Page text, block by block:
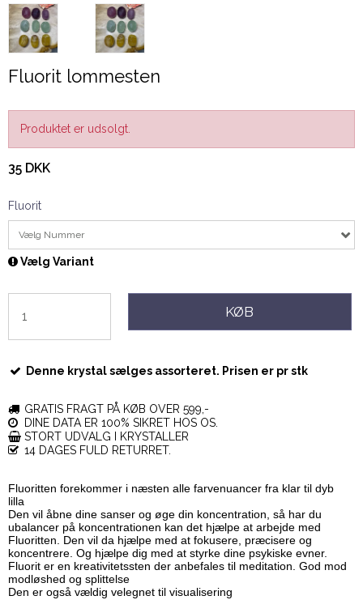
Fluorit lommesten
Produktet er udsolgt.
35 DKK
Fluorit
Vælg Nummer
Vælg Variant
KØB
Denne krystal sælges assorteret. Prisen er pr stk
GRATIS FRAGT PÅ KØB OVER 599,-
DINE DATA ER 100% SIKRET HOS OS.
STORT UDVALG I KRYSTALLER
14 DAGES FULD RETURRET.
Fluoritten forekommer i næsten alle farvenuancer fra klar til dyb
lilla
Den vil åbne dine sanser og øge din koncentration, så har du
ubalancer på koncentrationen kan det hjælpe at arbejde med
Fluoritten. Den vil da hjælpe med at fokusere, præcisere og
koncentrere. Og hjælpe dig med at styrke dine psykiske evner.
Fluorit er en kreativitetssten der anbefales til meditation. God mod
modløshed og splittelse
Den er også vældig velegnet til visualisering